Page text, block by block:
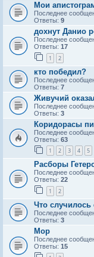
Мои
Последнее
Ответы: 9
дохнут Данио
Последнее
Ответы: 17
1 2
кто победил?
Последнее
Ответы: 7
Живучий
Последнее
Ответы: 3
Коридорасы
Последнее
Ответы: 63
1 2 3 4 5
Расборы
Последнее
Ответы: 22
1 2
Что
Последнее
Ответы: 3
Мор
Последнее
Ответы: 15